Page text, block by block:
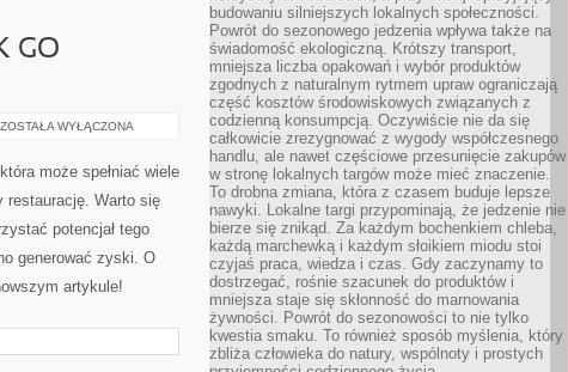
GO
CZYM
UŻYTKOWY
I
GO
ZOSTAŁA WYŁĄCZONA
może spełniać wiele
restaurację. Warto się
potencjał tego
generować zyski. O
artykule!
budowaniu silniejszych lokalnych społeczności.
Powrót do sezonowego jedzenia wpływa także na
świadomość ekologiczną. Krótszy transport,
mniejsza liczba opakowań i wybór produktów
zgodnych z naturalnym rytmem upraw ograniczają
część kosztów środowiskowych związanych z
codzienną konsumpcją. Oczywiście nie da się
całkowicie zrezygnować z wygody współczesnego
handlu, ale nawet częściowe przesunięcie zakupów
w stronę lokalnych targów może mieć znaczenie.
To drobna zmiana, która z czasem buduje lepsze
nawyki. Lokalne targi przypominają, że jedzenie nie
bierze się znikąd. Za każdym bochenkiem chleba,
każdą marchewką i każdym słoikiem miodu stoi
czyjaś praca, wiedza i czas. Gdy zaczynamy to
dostrzegać, rośnie szacunek do produktów i
mniejsza staje się skłonność do marnowania
żywności. Powrót do sezonowości to nie tylko
kwestia smaku. To również sposób myślenia, który
zbliża człowieka do natury, wspólnoty i prostych